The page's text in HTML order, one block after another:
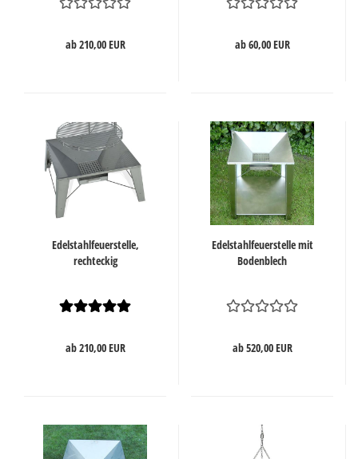
ab 210,00 EUR ab 60,00 EUR
Edelstahlfeuerstelle,
rechteckig
ab 210,00 EUR
Edelstahlfeuerstelle mit
Bodenblech
ab 520,00 EUR